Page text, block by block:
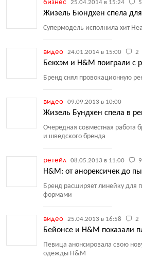
25.04.2014 в 15:24 5
Жизель Бюндхен спела
Супермодель исполнила хит
видео 24.01.2014 в 15:00 2
Бекхэм и H&M поиграли с
Бренд снял провокационную
видео 09.09.2013 в 10:00
Жизель Бундхен спела в
Очередная совместная работа
и шведского бренда
ретейл 08.05.2013 в 11:00 9
H&M: от анорексичек до
Бренд расширяет линейку для
формами
видео 25.04.2013 в 16:58 2
Бейонсе и H&M показали
Певица анонсировала свою
одежды H&M